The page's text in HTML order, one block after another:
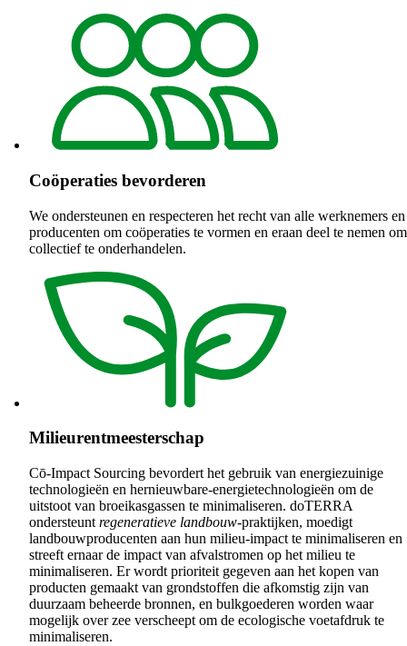
Coöperaties bevorderen
We ondersteunen en respecteren het recht van alle werknemers en
producenten om coöperaties te vormen en eraan deel te nemen om
collectief te onderhandelen.
Milieurentmeesterschap
Cō-Impact Sourcing bevordert het gebruik van energiezuinige
technologieën en hernieuwbare-energietechnologieën om de
uitstoot van broeikasgassen te minimaliseren. doTERRA
ondersteunt regeneratieve landbouw-praktijken, moedigt
landbouwproducenten aan hun milieu-impact te minimaliseren en
streeft ernaar de impact van afvalstromen op het milieu te
minimaliseren. Er wordt prioriteit gegeven aan het kopen van
producten gemaakt van grondstoffen die afkomstig zijn van
duurzaam beheerde bronnen, en bulkgoederen worden waar
mogelijk over zee verscheept om de ecologische voetafdruk te
minimaliseren.